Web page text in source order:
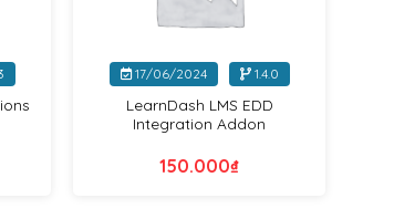
17/06/2024 1.4.0
LearnDash LMS EDD
Integration Addon
150.000₫